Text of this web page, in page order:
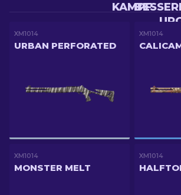
KAMPF
XM1014
URBAN PERFORATED
XM1014
XM1014
MONSTER MELT
XM1014